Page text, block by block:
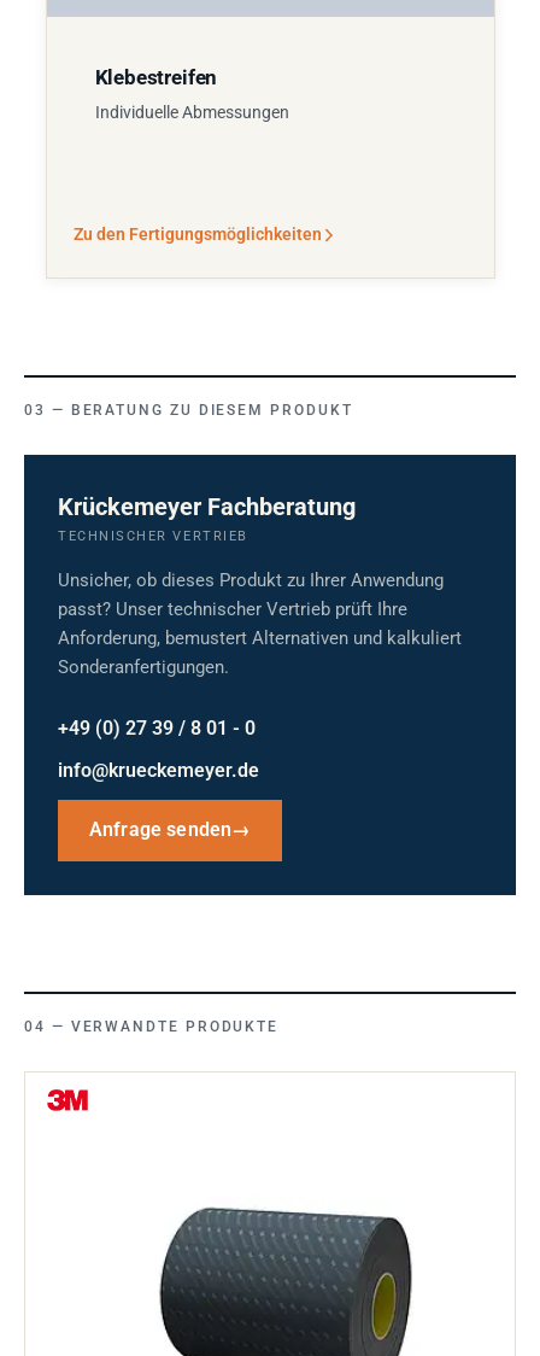
Klebestreifen
Individuelle Abmessungen
Zu den Fertigungsmöglichkeiten
BERATUNG ZU DIESEM PRODUKT
Krückemeyer Fachberatung
TECHNISCHER VERTRIEB
Unsicher, ob dieses Produkt zu Ihrer Anwendung
passt? Unser technischer Vertrieb prüft Ihre
Anforderung, bemustert Alternativen und kalkuliert
Sonderanfertigungen.
+49 (0) 27 39 / 8 01 - 0
info@krueckemeyer.de
Anfrage senden→
VERWANDTE PRODUKTE